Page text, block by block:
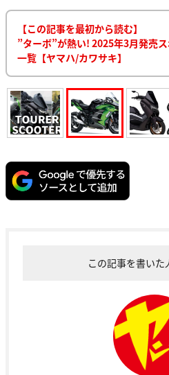
【この記事を最初から読む】
”ターボ”が熱い! 2025年3月発売
一覧【ヤマハ/カワサキ】
この記事を書いた